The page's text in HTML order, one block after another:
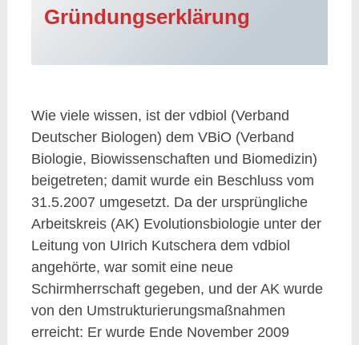
Gründungserklärung
Wie viele wissen, ist der vdbiol (Verband
Deutscher Biologen) dem VBiO (Verband
Biologie, Biowissenschaften und Biomedizin)
beigetreten; damit wurde ein Beschluss vom
31.5.2007 umgesetzt. Da der ursprüngliche
Arbeitskreis (AK) Evolutionsbiologie unter der
Leitung von UIrich Kutschera dem vdbiol
angehörte, war somit eine neue
Schirmherrschaft gegeben, und der AK wurde
von den Umstrukturierungsmaßnahmen
erreicht: Er wurde Ende November 2009